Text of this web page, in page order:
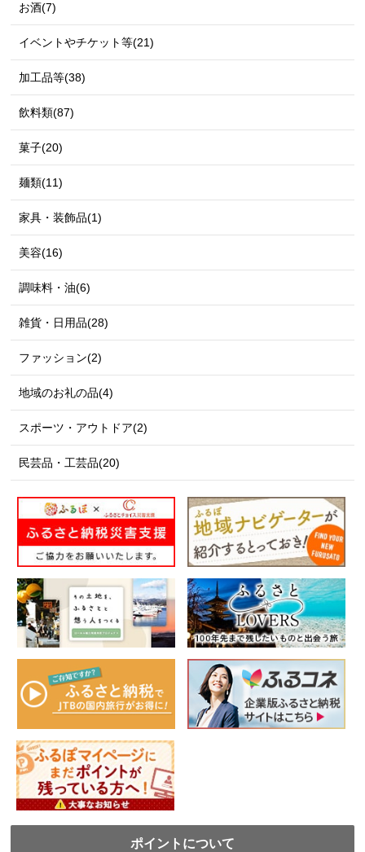
お酒(7)
イベントやチケット等(21)
加工品等(38)
飲料類(87)
菓子(20)
麺類(11)
家具・装飾品(1)
美容(16)
調味料・油(6)
雑貨・日用品(28)
ファッション(2)
地域のお礼の品(4)
スポーツ・アウトドア(2)
民芸品・工芸品(20)
ポイントについて